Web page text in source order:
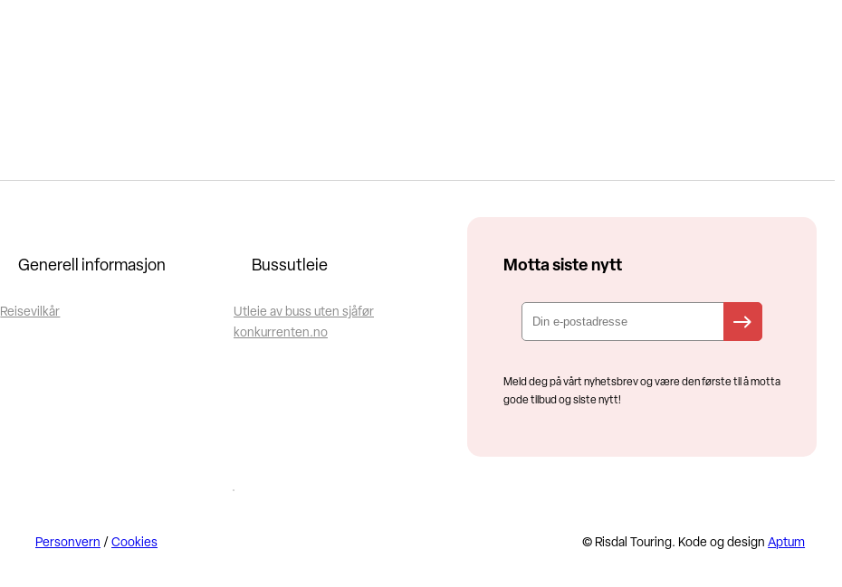
Generell informasjon
Reisevilkår
Bussutleie
Utleie av buss uten sjåfør
konkurrenten.no
Motta siste nytt
Meld deg på vårt nyhetsbrev og være den første til å motta
gode tilbud og siste nytt!
Personvern /Cookies © Risdal Touring. Kode og designAptum